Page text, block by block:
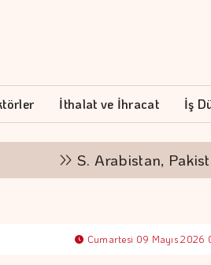
İthalat ve İhracat İş
S. Arabistan, Pakistan ve
Cumartesi 09 Mayıs 2026